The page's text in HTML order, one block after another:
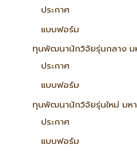
ประกาศ
แบบฟอร์ม
ทุนพัฒนานักวิจัยรุ่นกลาง ม
ประกาศ
แบบฟอร์ม
ทุนพัฒนานักวิจัยรุ่นใหม่ มหา
ประกาศ
แบบฟอร์ม